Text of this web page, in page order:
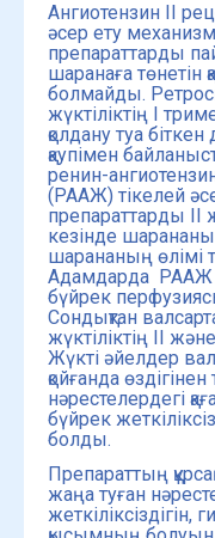
Ангиотензин II
әсер ету
препараттарды
шаранаға төнетін
болмайды.
жүктіліктің I
қолдану туа
қаупімен
ренин-
(РААЖ) тікелей
препараттарды II
кезінде
шарананың өлімі
Адамдарда РААЖ
бүйрек
Сондықтан
жүктіліктің II
Жүкті әйелдер
қойғанда
нәрестелердегі
бүйрек
болды.
Препараттың
жаңа туған